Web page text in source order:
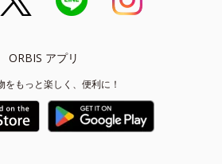
ORBIS アプリ
をもっと楽しく、便利に！